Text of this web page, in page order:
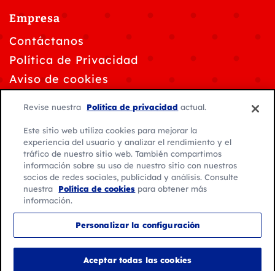
Empresa
Contáctanos
Política de Privacidad
Aviso de cookies
Condiciones de uso
© 2026 General Mills. Todos los derechos reservados.
México
Español de México
Revise nuestra Política de privacidad actual.
Este sitio web utiliza cookies para mejorar la
experiencia del usuario y analizar el rendimiento y el
tráfico de nuestro sitio web. También compartimos
información sobre su uso de nuestro sitio con nuestros
socios de redes sociales, publicidad y análisis. Consulte
nuestra
Política de cookies para obtener más
información.
Personalizar la configuración
Aceptar todas las cookies